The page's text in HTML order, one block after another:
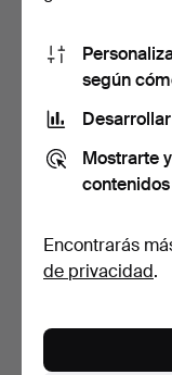
5512.
Subastado 3 jun 2026
según
Mostrarte
Encontrarás
de privacidad.